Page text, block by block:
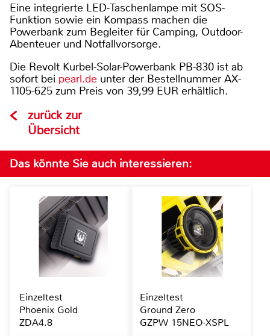
Eine integrierte LED-Taschenlampe mit SOS-
Funktion sowie ein Kompass machen die
Powerbank zum Begleiter für Camping, Outdoor-
Abenteuer und Notfallvorsorge.
Die Revolt Kurbel-Solar-Powerbank PB-830 ist ab
sofort bei pearl.de unter der Bestellnummer AX-
1105-625 zum Preis von 39,99 EUR erhältlich.
zurück zur
Übersicht
Das könnte Sie auch interessieren:
Einzeltest
Phoenix Gold
ZDA4.8
Einzeltest
Ground Zero
GZPW 15NEO-XSPL